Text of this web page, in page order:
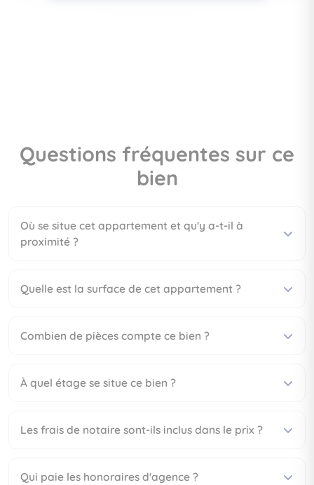
Questions fréquentes sur ce
bien
Où se situe cet appartement et qu'y a-t-il à
proximité ?
Quelle est la surface de cet appartement ?
Combien de pièces compte ce bien ?
À quel étage se situe ce bien ?
Les frais de notaire sont-ils inclus dans le prix ?
Qui paie les honoraires d'agence ?